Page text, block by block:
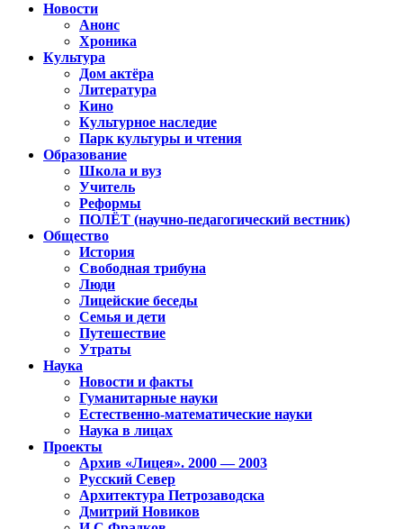
Новости
Анонс
Хроника
Культура
Дом актёра
Литература
Кино
Культурное наследие
Парк культуры и чтения
Образование
Школа и вуз
Учитель
Реформы
ПОЛЁТ (научно-педагогический вестник)
Общество
История
Свободная трибуна
Люди
Лицейские беседы
Семья и дети
Путешествие
Утраты
Наука
Новости и факты
Гуманитарные науки
Естественно-математические науки
Наука в лицах
Проекты
Архив «Лицея». 2000 — 2003
Русский Север
Архитектура Петрозаводска
Дмитрий Новиков